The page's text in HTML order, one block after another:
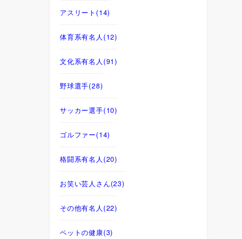
アスリート (14)
体育系有名人 (12)
文化系有名人 (91)
野球選手(28)
サッカー選手(10)
ゴルファー(14)
格闘系有名人 (20)
お笑い芸人さん(23)
その他有名人 (22)
ペットの健康(3)